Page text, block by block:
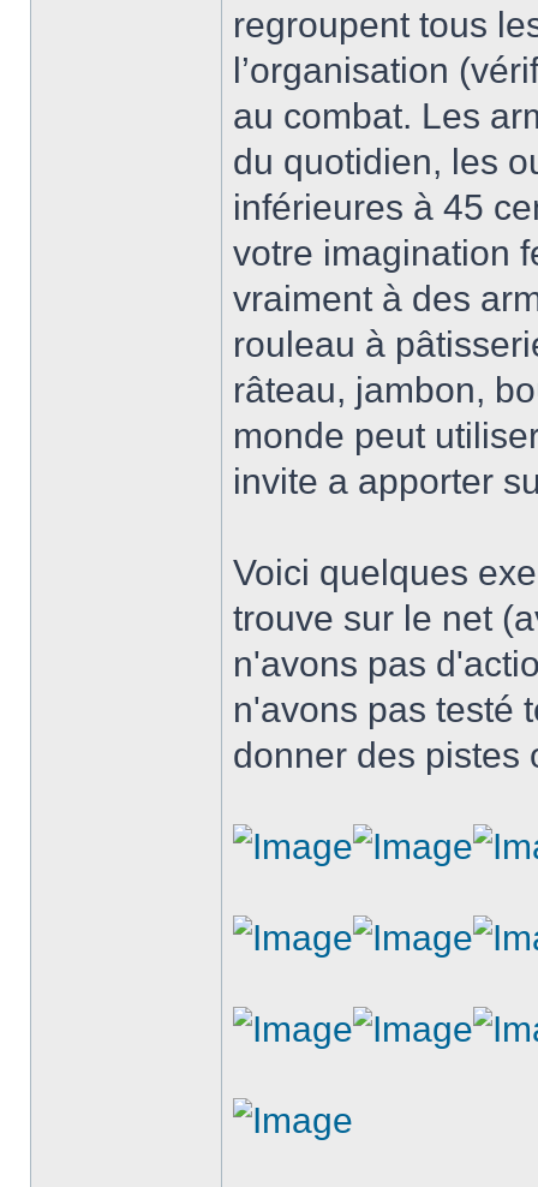
regroupent tous
l’organisation
au combat. Les
du quotidien, les
inférieures à 45
votre imagination
vraiment à des
rouleau à
râteau, jambon,
monde peut
invite a apporter
Voici quelques
trouve sur le net
n'avons pas
n'avons pas testé
donner des pistes